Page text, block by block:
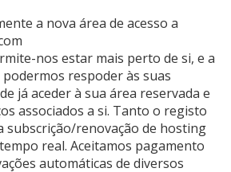
a nova área de acesso a
nos estar mais perto de si, e a
respoder às suas
já aceder à sua área reservada e
associados a si. Tanto o registo
subscrição/renovação de hosting
real. Aceitamos pagamento
automáticas de diversos